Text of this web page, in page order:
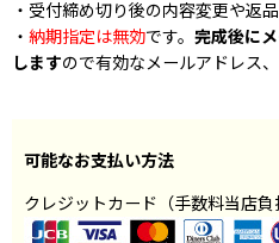
・受付締め切り後の内容変更や返
・ 納期指定は無効です。 完成後に
しますので有効なメールアドレス
可能なお支払い方法
クレジットカード（手数料当店負